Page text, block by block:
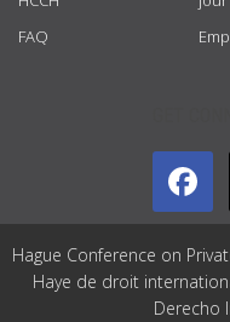
FAQ
Hague Conference on
Haye de droit
Derecho